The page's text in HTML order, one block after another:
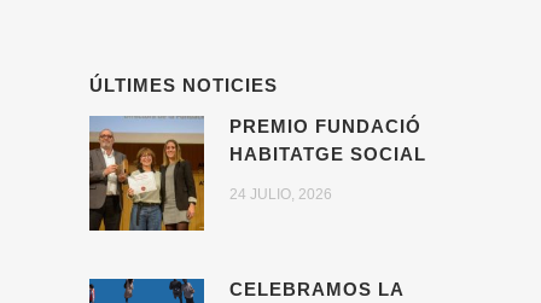
ÚLTIMES NOTICIES
PREMIO FUNDACIÓ
HABITATGE SOCIAL
24 JULIO, 2026
CELEBRAMOS LA